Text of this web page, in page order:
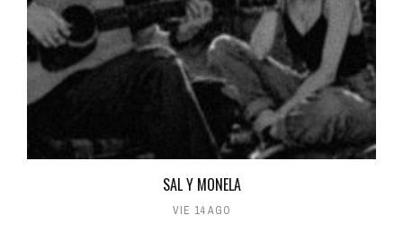
SAL Y MONELA
VIE 14 AGO